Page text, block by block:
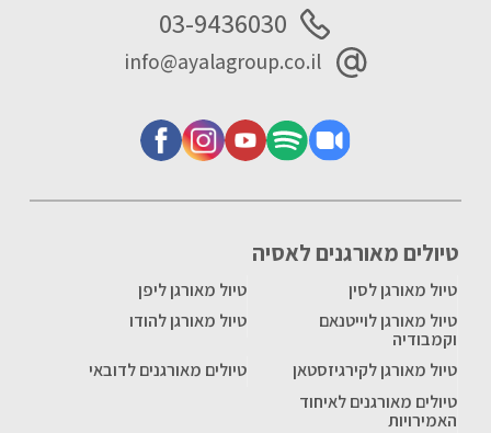
טיולים מאורגנים לאסיה
טיול מאורגן לסין
טיול מאורגן ליפן
טיול מאורגן לוייטנאם
וקמבודיה
טיול מאורגן להודו
טיול מאורגן לקירגיזסטאן
טיולים מאורגנים לדובאי
טיולים מאורגנים לאיחוד
האמירויות
03-9436030
info@ayalagroup.co.il